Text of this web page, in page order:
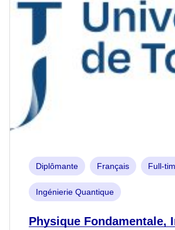
Diplômante Français Full-
Ingénierie Quantique
Physique Fondamentale,